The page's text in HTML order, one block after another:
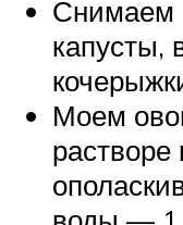
Снимаем
капусты,
Моем